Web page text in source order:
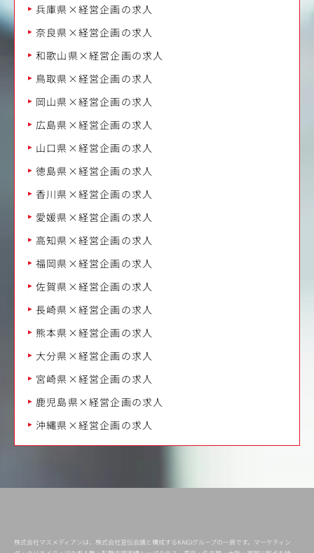
兵庫県×経営企画の求人
奈良県×経営企画の求人
和歌山県×経営企画の求人
鳥取県×経営企画の求人
岡山県×経営企画の求人
広島県×経営企画の求人
山口県×経営企画の求人
徳島県×経営企画の求人
香川県×経営企画の求人
愛媛県×経営企画の求人
高知県×経営企画の求人
福岡県×経営企画の求人
佐賀県×経営企画の求人
長崎県×経営企画の求人
熊本県×経営企画の求人
大分県×経営企画の求人
宮崎県×経営企画の求人
鹿児島県×経営企画の求人
沖縄県×経営企画の求人
株式会社マスメディアンは、株式会社宣伝会議と構成するKAIGIグループの一員です。マーケティン